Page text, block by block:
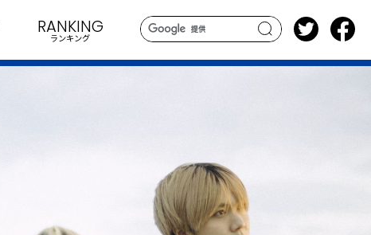
search
RANKING
ランキング